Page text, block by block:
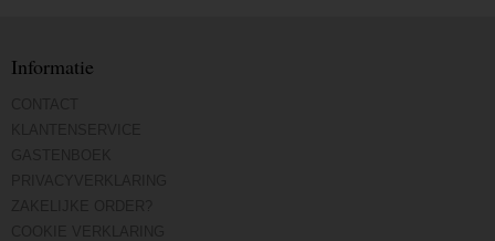
Informatie